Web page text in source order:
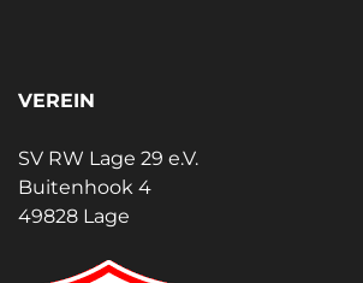
VEREIN
SV RW Lage 29 e.V.
Buitenhook 4
49828 Lage